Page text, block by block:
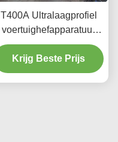
T400A Ultralaagprofiel
voertuighefapparatuur
voor uitlijning en
onderhoud
Krijg Beste Prijs